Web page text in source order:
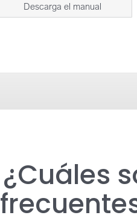
Descarga el manual
¿Cuáles